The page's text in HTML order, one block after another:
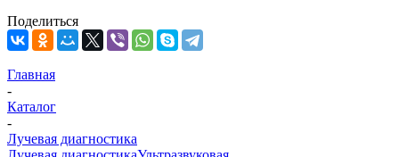
Поделиться
Главная
-
Каталог
-
Лучевая диагностика